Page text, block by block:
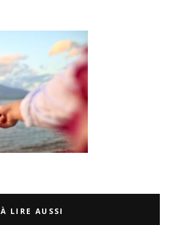
À LIRE AUSSI